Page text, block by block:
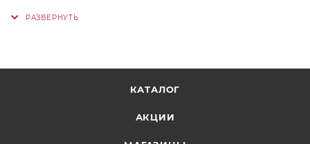
Теплозащитный воротник с резиновой
предотвращение утечки тёплого
Утягивающая резинка на груди:
КАТАЛОГ
АКЦИИ